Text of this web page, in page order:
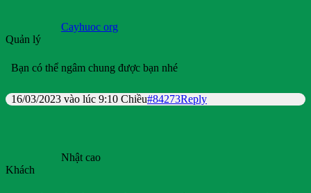
Cayhuoc org
Quản lý
Bạn có thể ngâm chung được bạn nhé
16/03/2023 vào lúc 9:10 Chiều#84273Reply
Nhật cao
Khách